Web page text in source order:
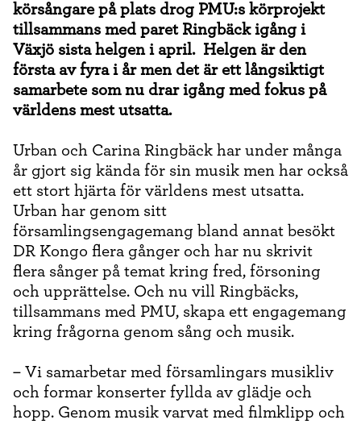
körsångare på plats drog PMU:s körprojekt
tillsammans med paret Ringbäck igång i
Växjö sista helgen i april. Helgen är den
första av fyra i år men det är ett långsiktigt
samarbete som nu drar igång med fokus på
världens mest utsatta.
Urban och Carina Ringbäck har under många
år gjort sig kända för sin musik men har också
ett stort hjärta för världens mest utsatta.
Urban har genom sitt
församlingsengagemang bland annat besökt
DR Kongo flera gånger och har nu skrivit
flera sånger på temat kring fred, försoning
och upprättelse. Och nu vill Ringbäcks,
tillsammans med PMU, skapa ett engagemang
kring frågorna genom sång och musik.
– Vi samarbetar med församlingars musikliv
och formar konserter fyllda av glädje och
hopp. Genom musik varvat med filmklipp och